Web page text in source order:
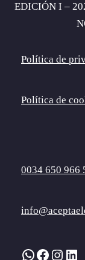
EDICIÓN I –
Política de
Política de
0034 650 966